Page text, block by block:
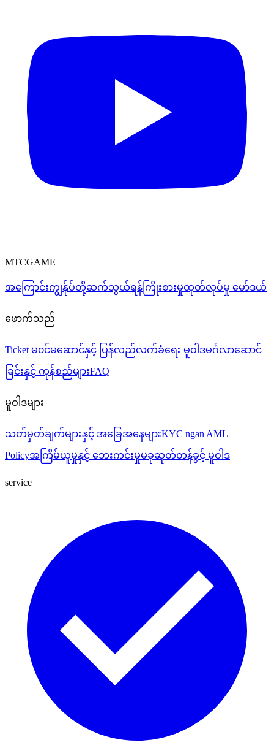
MTCGAME
အကြောင်းကျွန်ုပ်တို့ဆက်သွယ်ရန် ကြိုးစားမှုထုတ်လုပ်မှု မော်ဒယ်
ဖောက်သည်
Ticket မ၀င်မဆောင်နှင့် ပြန်လည်လက်ခံရေး မူဝါဒမင်္ဂလာဆောင်
ခြင်းနှင့် ကုန်စည်များFAQ
မူဝါဒများ
သတ်မှတ်ချက်များနှင့် အခြေအနေများKYC ngan AML
Policyအကြိမ်ယူမှုနှင့် ဘေးကင်းမှုမခုဆုတ်တန်ခွင့် မူဝါဒ
service